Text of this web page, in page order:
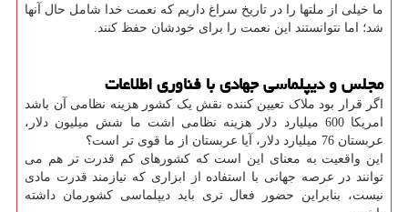
ما خیلی از ملتها را در تاریخ سراغ داریم که نعمت خدا شامل حال آنها
شد؛ اما نتوانستند این نعمت را برای خودشان حفظ کنند.
مجلس و دیپلماسی جهادی با فناوری اطلاعات
اگر قرار بود ملاک تعیین کننده نقش یک کشور هزینه نظامی آن باشد
امریکا 600 میلیارد دلار هزینه نظامی اشت ما شش میلیون دلار،
عربستان 76 میلیارد دلار، آیا عربستان از ما قوی تر است؟
این واقعیت به معنای این است که کشورهای کم قدرت تر هم می
توانند در عرصه جهانی با استفاده از ابزاری که نیازمند قدرت مادی
نیست، بنابراین حضور فعال تری باید دیپلماسی کشورمان داشته